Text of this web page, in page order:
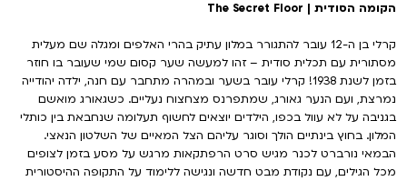
הקומה הסודית | The Secret Floor
קרלי בן ה-12 עובר להתגורר במלון עתיק בהרי האלפים ומגלה שם מעלית
מסתורית עם תכלית סודית – זהו למעשה שער קסום שמי שעובר בו חוזר
בזמן לשנת 1938! קרלי עובר בשער ובמהרה מתחבר עם חנה, ילדה יהודייה
נמרצת, ועם הנער גאורג, שמתפרנס מצחצוח נעליים. כשגאורג מואשם
בגניבה על לא עוול בכפו, הילדים יוצאים לחשוף תעלומה שנחבאת בין כותלי
המלון. בחוץ בינתיים הולך וסוגר עליהם הצל המאיים של השלטון הנאצי.
הבמאי נורברט לכנר מגיש סרט הרפתקאות מרגש על מסע בזמן לצופים
מכל הגילים, עם נקודת מבט חדשה ונגישה ללימוד על התקופה ההיסטורית